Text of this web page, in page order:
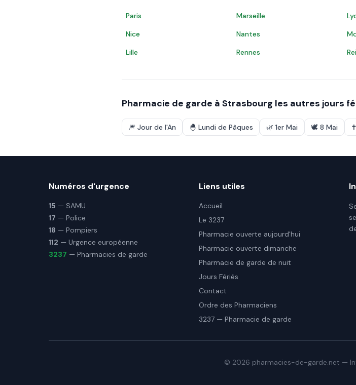
Paris Marseille
Nice
Nantes
Lille
Rennes
Pharmacie de garde à Strasbourg les autres jours
🎆 Jour de l'An 🐣 Lundi de Pâques 🌿 1er Mai 🕊️ 8 Mai ✝️
Numéros d'urgence
15 — SAMU
17 — Police
18 — Pompiers
112 — Urgence européenne
3237 — Pharmacies de garde
Liens utiles
Accueil
Le 3237
Pharmacie ouverte aujourd'hui
Pharmacie ouverte dimanche
Pharmacie de garde de nuit
Jours Fériés
Contact
Ordre des Pharmaciens
3237 — Pharmacie de garde
© 2026 pharmacies-de-garde.net —